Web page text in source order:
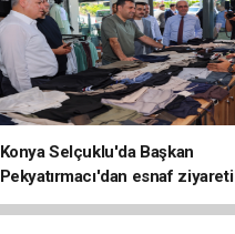
Konya Selçuklu'da Başkan
Pekyatırmacı'dan esnaf ziyareti